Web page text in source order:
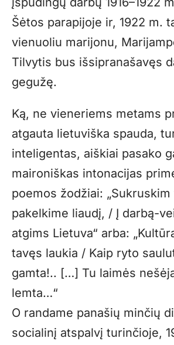
Šėtos parapijoje ir, 1922 m.
vienuoliu marijonu,
Tilvytis bus išsipranašavęs
gegužę.
Ką, ne vieneriems metams
atgauta lietuviška spauda,
inteligentas, aiškiai pasako
maironiškas intonacijas
poemos žodžiai:
pakelkime liaudį, / Į darbą-
atgims Lietuva“ arba:
tavęs laukia / Kaip ryto
gamta!.. […] Tu laimės
lemta…“
O randame panašių minčių
socialinį atspalvį turinčioje,